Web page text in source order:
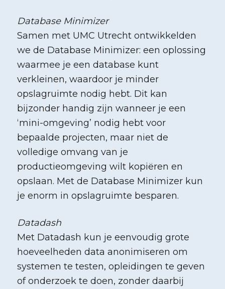
Database Minimizer
Samen met UMC Utrecht ontwikkelden
we de Database Minimizer: een oplossing
waarmee je een database kunt
verkleinen, waardoor je minder
opslagruimte nodig hebt. Dit kan
bijzonder handig zijn wanneer je een
‘mini-omgeving’ nodig hebt voor
bepaalde projecten, maar niet de
volledige omvang van je
productieomgeving wilt kopiëren en
opslaan. Met de Database Minimizer kun
je enorm in opslagruimte besparen.
Datadash
Met Datadash kun je eenvoudig grote
hoeveelheden data anonimiseren om
systemen te testen, opleidingen te geven
of onderzoek te doen, zonder daarbij